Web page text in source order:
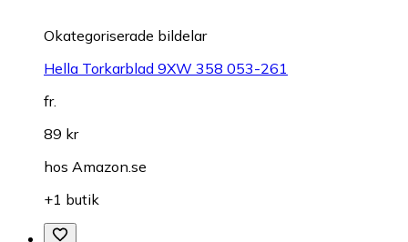
Okategoriserade bildelar
Hella Torkarblad 9XW 358 053-261
fr.
89 kr
hos Amazon.se
+1 butik